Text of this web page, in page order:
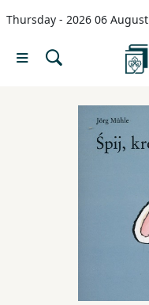
Thursday - 2026 06 August
Menu